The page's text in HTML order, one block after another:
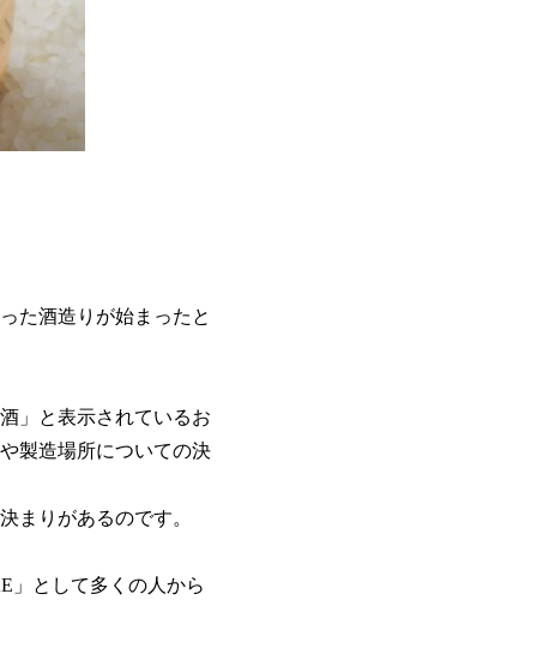
た酒造りが始まったと
」と表示されているお
製造場所についての決
まりがあるのです。
」として多くの人から